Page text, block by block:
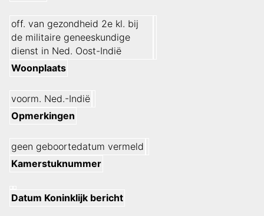
off. van gezondheid 2e kl. bij
de militaire geneeskundige
dienst in Ned. Oost-Indië
Woonplaats
voorm. Ned.-Indië
Opmerkingen
geen geboortedatum vermeld
Kamerstuknummer
Datum Koninklijk bericht